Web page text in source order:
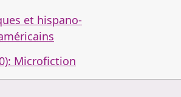
et hispano-
Microfiction